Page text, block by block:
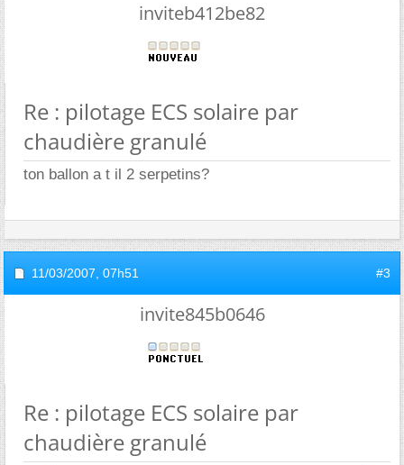
inviteb412be82
Re : pilotage ECS solaire par
chaudière granulé
ton ballon a t il 2 serpetins?
11/03/2007, 07h51 #3
invite845b0646
Re : pilotage ECS solaire par
chaudière granulé